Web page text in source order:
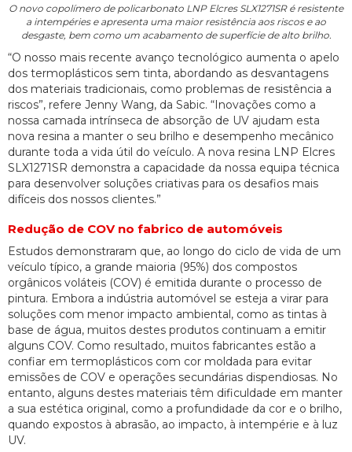
O novo copolímero de policarbonato LNP Elcres SLX1271SR é resistente
a intempéries e apresenta uma maior resistência aos riscos e ao
desgaste, bem como um acabamento de superfície de alto brilho.
“O nosso mais recente avanço tecnológico aumenta o apelo
dos termoplásticos sem tinta, abordando as desvantagens
dos materiais tradicionais, como problemas de resistência a
riscos”, refere Jenny Wang, da Sabic. “Inovações como a
nossa camada intrínseca de absorção de UV ajudam esta
nova resina a manter o seu brilho e desempenho mecânico
durante toda a vida útil do veículo. A nova resina LNP Elcres
SLX1271SR demonstra a capacidade da nossa equipa técnica
para desenvolver soluções criativas para os desafios mais
difíceis dos nossos clientes.”
Redução de COV no fabrico de automóveis
Estudos demonstraram que, ao longo do ciclo de vida de um
veículo típico, a grande maioria (95%) dos compostos
orgânicos voláteis (COV) é emitida durante o processo de
pintura. Embora a indústria automóvel se esteja a virar para
soluções com menor impacto ambiental, como as tintas à
base de água, muitos destes produtos continuam a emitir
alguns COV. Como resultado, muitos fabricantes estão a
confiar em termoplásticos com cor moldada para evitar
emissões de COV e operações secundárias dispendiosas. No
entanto, alguns destes materiais têm dificuldade em manter
a sua estética original, como a profundidade da cor e o brilho,
quando expostos à abrasão, ao impacto, à intempérie e à luz
UV.